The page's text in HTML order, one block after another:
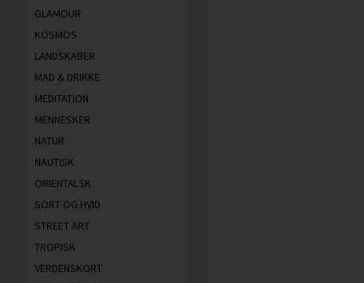
GLAMOUR
KOSMOS
LANDSKABER
MAD & DRIKKE
MEDITATION
MENNESKER
NATUR
NAUTISK
ORIENTALSK
SORT OG HVID
STREET ART
TROPISK
VERDENSKORT